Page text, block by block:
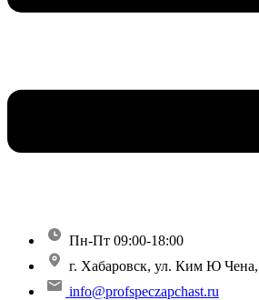
Пн-Пт 09:00-18:00
г. Хабаровск, ул. Ким Ю
info@profspeczapchast.ru